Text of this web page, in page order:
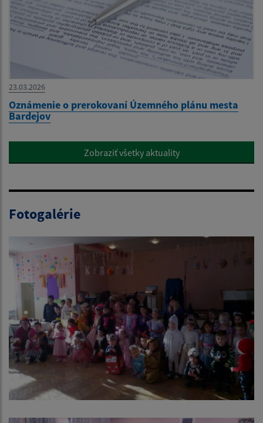
23.03.2026
Oznámenie o prerokovaní Územného plánu mesta
Bardejov
Zobraziť všetky aktuality
Fotogalérie